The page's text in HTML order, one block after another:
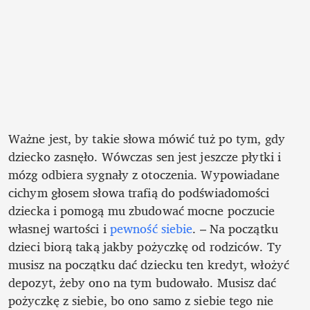
Ważne jest, by takie słowa mówić tuż po tym, gdy
dziecko zasnęło. Wówczas sen jest jeszcze płytki i
mózg odbiera sygnały z otoczenia. Wypowiadane
cichym głosem słowa trafią do podświadomości
dziecka i pomogą mu zbudować mocne poczucie
własnej wartości i pewność siebie. – Na początku
dzieci biorą taką jakby pożyczkę od rodziców. Ty
musisz na początku dać dziecku ten kredyt, włożyć
depozyt, żeby ono na tym budowało. Musisz dać
pożyczkę z siebie, bo ono samo z siebie tego nie